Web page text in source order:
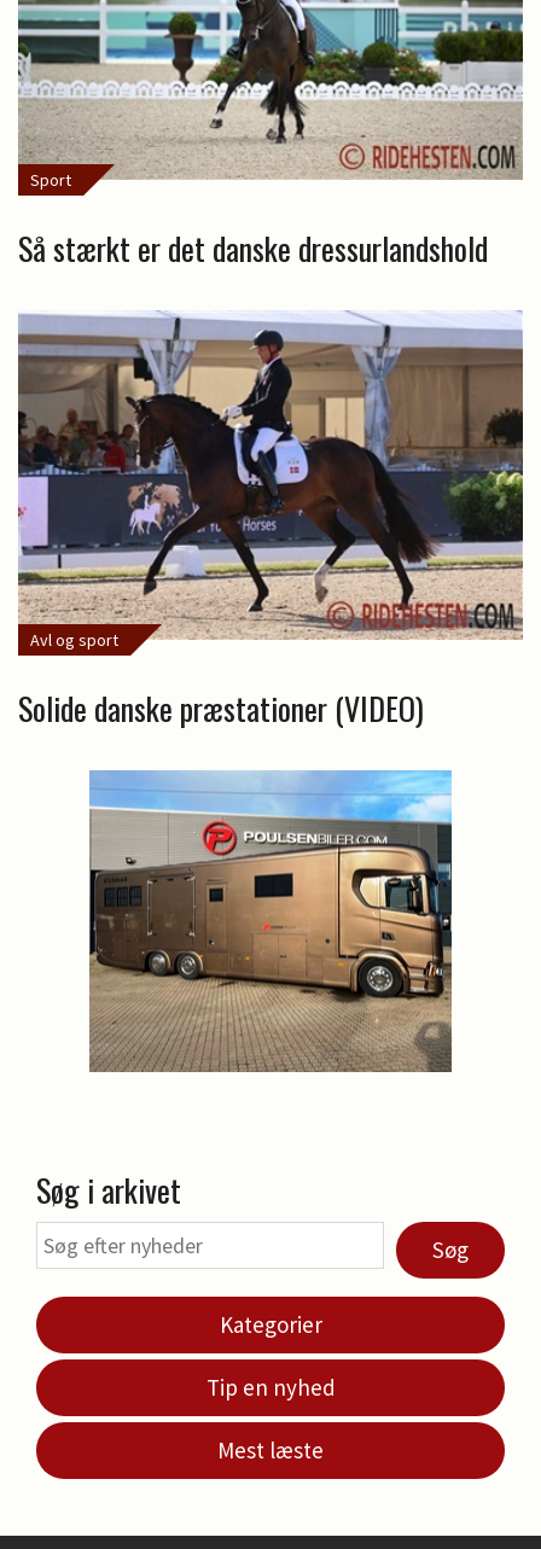
Sport
Så stærkt er det danske dressurlandshold
Avl og sport
Solide danske præstationer (VIDEO)
Søg i arkivet
Søg
Kategorier
Tip en nyhed
Mest læste